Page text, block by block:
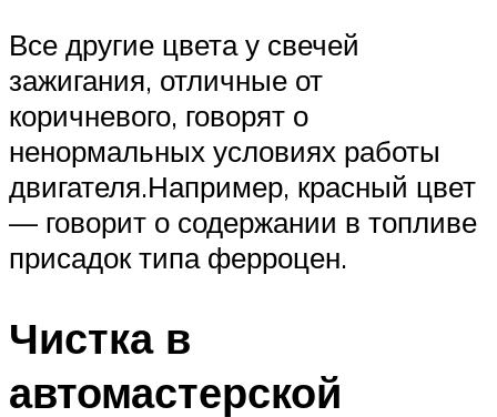
Все другие цвета у свечей
зажигания, отличные от
коричневого, говорят о
ненормальных условиях работы
двигателя.Например, красный цвет
— говорит о содержании в топливе
присадок типа ферроцен.
Чистка в
автомастерской